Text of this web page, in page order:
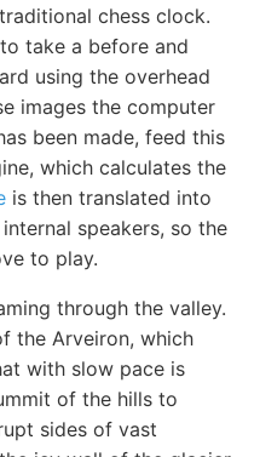
traditional chess clock.
take a before and
using the overhead
images the computer
been made, feed this
which calculates the
is then translated into
speakers, so the
to play.
through the valley.
the Arveiron, which
with slow pace is
of the hills to
sides of vast